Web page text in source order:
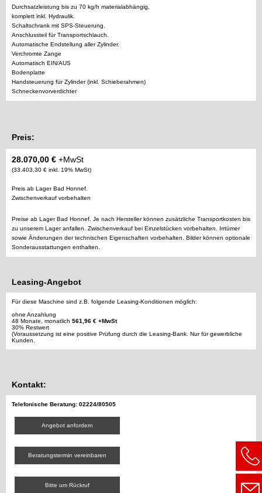
Durchsatzleistung bis zu 70 kg/h materialabhängig,
komplett inkl. Hydraulik.
Schaltschrank mit SPS-Steuerung.
Anschlussteil für Transportschlauch.
Automatische Endstellung aller Zylinder.
Verchromte Zange
Automatisch EIN/AUS
Bodenplatte
Handsteuerung für Zylinder (inkl. Schieberahmen)
Schneckenvorverdichter
Preis:
28.070,00 € +MwSt
(33.403,30 € inkl. 19% MwSt)
Preis ab Lager Bad Honnef.
Zwischenverkauf vorbehalten
Preise ab Lager Bad Honnef. Je nach Hersteller können zusätzliche Transportkosten bis
zu unserem Lager anfallen. Zwischenverkauf bei Einzelstücken vorbehalten. Irrtümer
sowie Änderungen der technischen Eigenschaften vorbehalten. Bilder können optionale
Sonderausstattungen enthalten.
Leasing-Angebot
Für diese Maschine sind z.B. folgende Leasing-Konditionen möglich:
ohne Anzahlung
48 Monate, monatlich 561,96 € +MwSt
30% Restwert
(Voraussetzung ist eine positive Prüfung durch die Leasing-Bank. Nur für gewerbliche
Kunden.
Kontakt:
Telefonische Beratung: 02224/80505
Angebot anfordern
Beratungstermin vereinbaren
Bitte um Rückruf